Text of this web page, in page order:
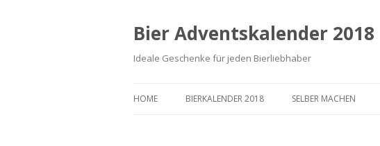
Bier Adventskalender 2018
Ideale Geschenke für jeden Bierliebhaber
HOME BIERKALENDER 2018 SELBER MACHEN